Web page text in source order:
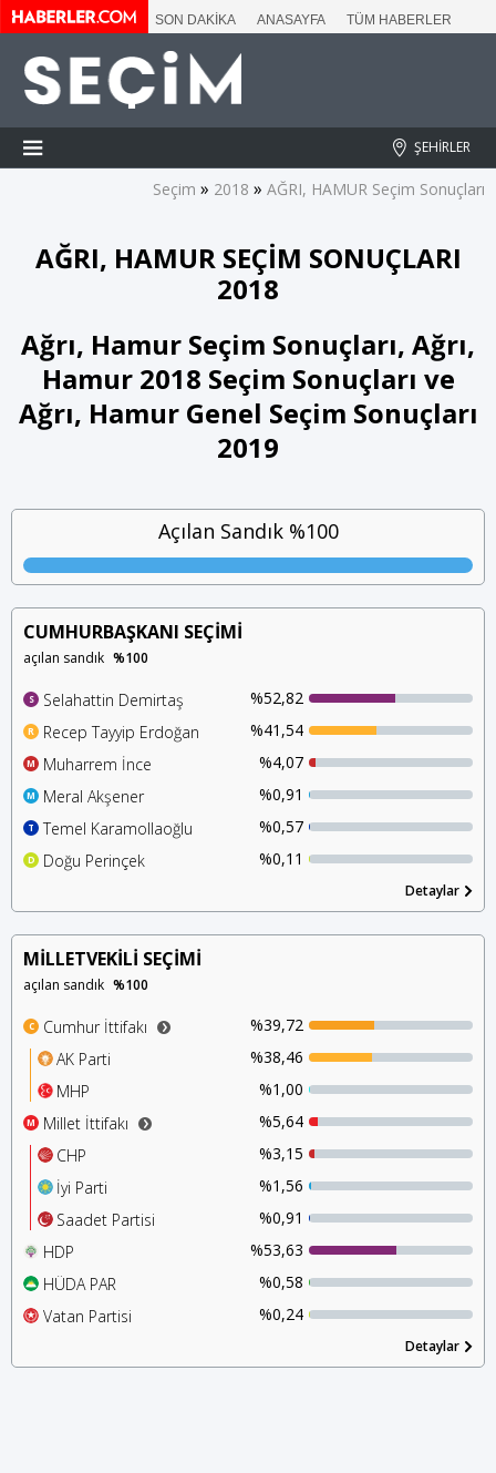
SON DAKİKA ANASAYFA TÜM HABERLER
ŞEHİRLER
Seçim » 2018 » AĞRI, HAMUR Seçim Sonuçları
AĞRI, HAMUR SEÇİM SONUÇLARI
2018
Ağrı, Hamur Seçim Sonuçları, Ağrı,
Hamur 2018 Seçim Sonuçları ve
Ağrı, Hamur Genel Seçim Sonuçları
2019
Açılan Sandık %100
CUMHURBAŞKANI SEÇİMİ
açılan sandık %100
S Selahattin Demirtaş %52,82
R Recep Tayyip Erdoğan %41,54
M Muharrem İnce %4,07
M Meral Akşener %0,91
T Temel Karamollaoğlu %0,57
D Doğu Perinçek %0,11
Detaylar
MİLLETVEKİLİ SEÇİMİ
açılan sandık %100
C Cumhur İttifakı
%39,72
AK Parti
%38,46
MHP
%1,00
M Millet İttifakı
%5,64
CHP
%3,15
İyi Parti
%1,56
Saadet Partisi
%0,91
HDP
%53,63
HÜDA PAR
%0,58
Vatan Partisi
%0,24
Detaylar